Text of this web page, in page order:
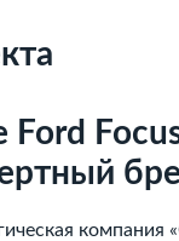
Ford
компания